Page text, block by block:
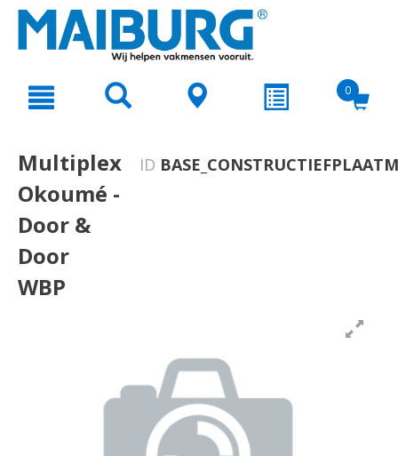
text.skipToNavigation
0
Multiplex
Okoumé -
Door &
Door
WBP
ID